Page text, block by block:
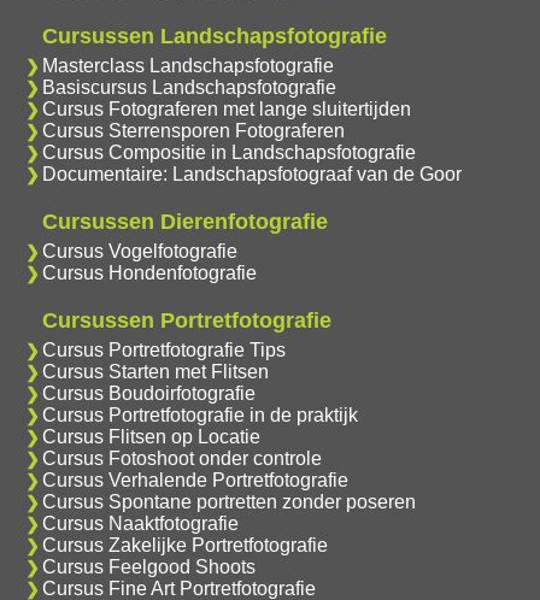
Cursussen Landschapsfotografie
Masterclass Landschapsfotografie
Basiscursus Landschapsfotografie
Cursus Fotograferen met lange sluitertijden
Cursus Sterrensporen Fotograferen
Cursus Compositie in Landschapsfotografie
Documentaire: Landschapsfotograaf van de Goor
Cursussen Dierenfotografie
Cursus Vogelfotografie
Cursus Hondenfotografie
Cursussen Portretfotografie
Cursus Portretfotografie Tips
Cursus Starten met Flitsen
Cursus Boudoirfotografie
Cursus Portretfotografie in de praktijk
Cursus Flitsen op Locatie
Cursus Fotoshoot onder controle
Cursus Verhalende Portretfotografie
Cursus Spontane portretten zonder poseren
Cursus Naaktfotografie
Cursus Zakelijke Portretfotografie
Cursus Feelgood Shoots
Cursus Fine Art Portretfotografie